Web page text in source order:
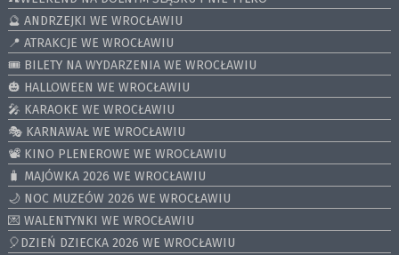
🔮 ANDRZEJKI WE WROCŁAWIU
📍 ATRAKCJE WE WROCŁAWIU
🎟️ BILETY NA WYDARZENIA WE WROCŁAWIU
🎃 HALLOWEEN WE WROCŁAWIU
🎤 KARAOKE WE WROCŁAWIU
🎭 KARNAWAŁ WE WROCŁAWIU
📽️ KINO PLENEROWE WE WROCŁAWIU
🧳 MAJÓWKA 2026 WE WROCŁAWIU
🌙 NOC MUZEÓW 2026 WE WROCŁAWIU
💌 WALENTYNKI WE WROCŁAWIU
🎈DZIEŃ DZIECKA 2026 WE WROCŁAWIU